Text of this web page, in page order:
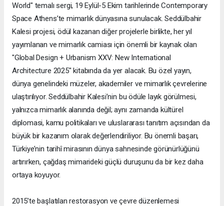
World" temalı sergi, 19 Eylül-5 Ekim tarihlerinde Contemporary
Space Athens’te mimarlık dünyasına sunulacak. Seddülbahir
Kalesi projesi, ödül kazanan diğer projelerle birlikte, her yıl
yayımlanan ve mimarlık camiası için önemli bir kaynak olan
"Global Design + Urbanism XXV: New International
Architecture 2025" kitabında da yer alacak. Bu özel yayın,
dünya genelindeki müzeler, akademiler ve mimarlık çevrelerine
ulaştırılıyor. Seddülbahir Kalesi’nin bu ödüle layık görülmesi,
yalnızca mimarlık alanında değil; aynı zamanda kültürel
diplomasi, kamu politikaları ve uluslararası tanıtım açısından da
büyük bir kazanım olarak değerlendiriliyor. Bu önemli başarı,
Türkiye’nin tarihî mirasının dünya sahnesinde görünürlüğünü
artırırken, çağdaş mimarideki güçlü duruşunu da bir kez daha
ortaya koyuyor.
2015’te başlatılan restorasyon ve çevre düzenlemesi